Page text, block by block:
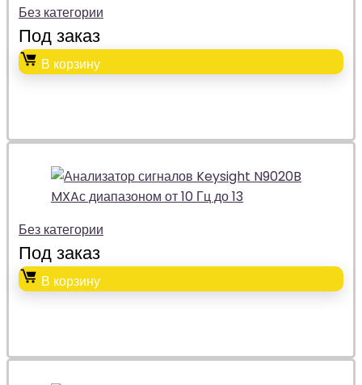
Без категории
Под заказ
В корзину
Без категории
Под заказ
В корзину